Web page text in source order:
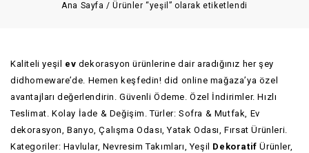
Ana Sayfa /Ürünler “yeşil” olarak etiketlendi
Kaliteli yeşil ev dekorasyon ürünlerine dair aradığınız her şey
didhomeware’de. Hemen keşfedin! did online mağaza’ya özel
avantajları değerlendirin. Güvenli Ödeme. Özel İndirimler. Hızlı
Teslimat. Kolay İade & Değişim. Türler: Sofra & Mutfak, Ev
dekorasyon, Banyo, Çalışma Odası, Yatak Odası, Fırsat Ürünleri.
Kategoriler: Havlular, Nevresim Takımları, Yeşil Dekoratif Ürünler,